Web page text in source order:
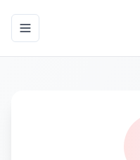
Toggle navigation menu